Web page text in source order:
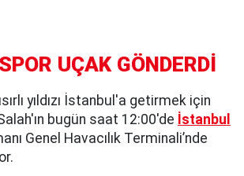
UÇAK GÖNDERDİ
yıldızı İstanbul'a getirmek için
bugün saat 12:00'de İstanbul
Genel Havacılık Terminali’nde